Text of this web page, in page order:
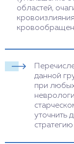
областей,
данной
при любых
уточнить